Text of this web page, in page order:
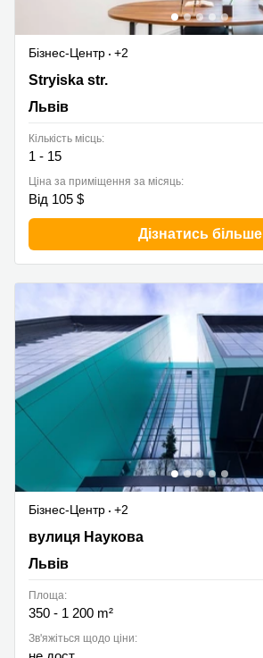
Бізнес-Центр
+2
48g Stryiska str., Львів
Stryiska str.
Львів
Кількість місць:
1 - 15
Ціна за приміщення за місяць:
Від 105 $
Дізнатись більше
Бізнес-Центр
+2
вулиця Наукова 7, Львів
вулиця Наукова
Львів
Площа:
350 - 1 200 m²
Зв'яжіться щодо ціни: